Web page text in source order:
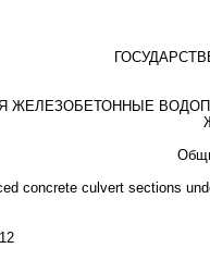
ЖЕЛЕЗОБЕТОННЫЕ
concrete culvert sections